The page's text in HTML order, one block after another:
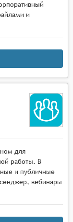
и
для
работы. В
и публичные
вебинары